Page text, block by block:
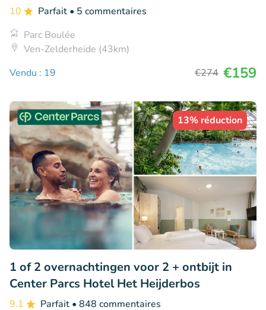
10 Parfait • 5 commentaires
Parc Boulée
Ven-Zelderheide (43km)
Vendu : 19
€274 €159
13% réduction
1 of 2 overnachtingen voor 2 + ontbijt in
Center Parcs Hotel Het Heijderbos
9.1 Parfait • 848 commentaires